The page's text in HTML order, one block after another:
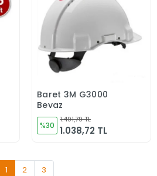
Sepete Ekle
Baret 3M G3000
Beyaz
%30
1.491,79 TL
1.038,72 TL
1 2 3